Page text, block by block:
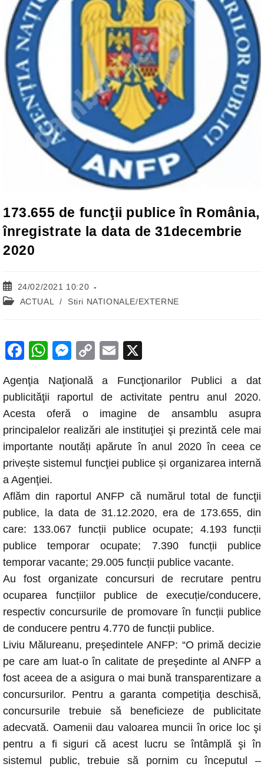
173.655 de funcţii publice în România,
înregistrate la data de 31decembrie
2020
Post
published:
24/02/2021 10:20
Post ACTUAL / Stiri NATIONALE/EXTERNE
F
c
e
b
o
o
k
W
at
s
A
p
p
M
ss
e
n
g
er
C
p
y
Li
n
k
E
ail
Agenţia Naţională a Funcţionarilor Publici a dat
publicităţii raportul de activitate pentru anul 2020.
Acesta oferă o imagine de ansamblu asupra
principalelor realizări ale instituţiei şi prezintă cele mai
importante noutăți apărute în anul 2020 în ceea ce
privește sistemul funcţiei publice și organizarea internă
a Agenţiei.
Aflăm din raportul ANFP că numărul total de funcţii
publice, la data de 31.12.2020, era de 173.655, din
care: 133.067 funcții publice ocupate; 4.193 funcții
publice temporar ocupate; 7.390 funcții publice
temporar vacante; 29.005 funcții publice vacante.
Au fost organizate concursuri de recrutare pentru
ocuparea funcțiilor publice de execuție/conducere,
respectiv concursurile de promovare în funcții publice
de conducere pentru 4.770 de funcții publice.
Liviu Mălureanu, preşedintele ANFP: “O primă decizie
pe care am luat-o în calitate de preşedinte al ANFP a
fost aceea de a asigura o mai bună transparentizare a
concursurilor. Pentru a garanta competiţia deschisă,
concursurile trebuie să beneficieze de publicitate
adecvată. Oamenii dau valoarea muncii în orice loc şi
pentru a fi siguri că acest lucru se întâmplă şi în
sistemul public, trebuie să pornim cu începutul –